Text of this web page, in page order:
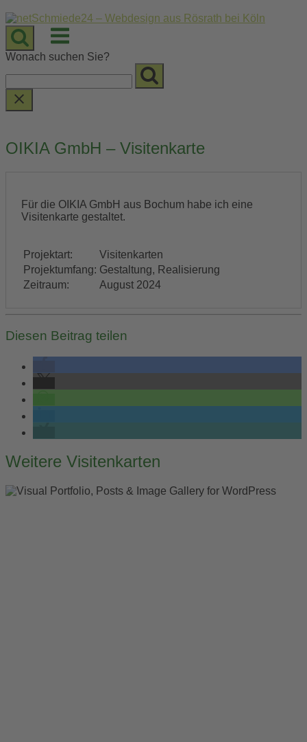
Skip
to
content
Menu
Wonach suchen Sie?
OIKIA GmbH – Visitenkarte
Für die OIKIA GmbH aus Bochum habe ich eine
Visitenkarte gestaltet.
Projektart:
Visitenkarten
Projektumfang: Gestaltung, Realisierung
Zeitraum:
August 2024
Diesen Beitrag teilen
Post
Weitere Visitenkarten